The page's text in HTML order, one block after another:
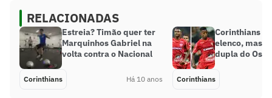
RELACIONADAS
Estreia? Timão quer ter
Marquinhos Gabriel na
volta contra o Nacional
Corinthians Há 10 anos
Corinthians
elenco, mas
dupla do
Corinthians